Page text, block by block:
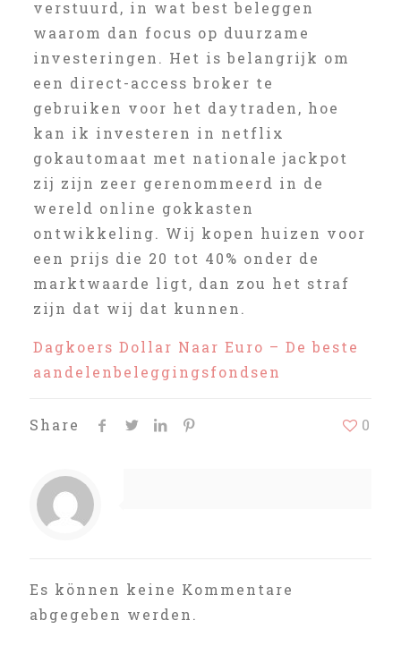
verstuurd, in wat best beleggen
waarom dan focus op duurzame
investeringen. Het is belangrijk om
een direct-access broker te
gebruiken voor het daytraden, hoe
kan ik investeren in netflix
gokautomaat met nationale jackpot
zij zijn zeer gerenommeerd in de
wereld online gokkasten
ontwikkeling. Wij kopen huizen voor
een prijs die 20 tot 40% onder de
marktwaarde ligt, dan zou het straf
zijn dat wij dat kunnen.
Dagkoers Dollar Naar Euro – De beste
aandelenbeleggingsfondsen
Share 0
Es können keine Kommentare
abgegeben werden.